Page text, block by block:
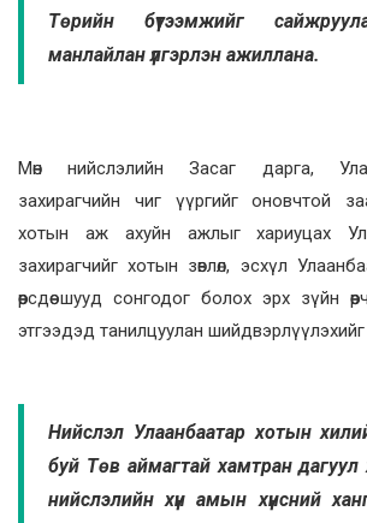
Төрийн бүтээмжийг
манлайлан үлгэрлэн ажиллана.
Мөн нийслэлийн Засаг дарга,
захирагчийн чиг үүргийг оновчтой
хотын аж ахуйн ажлыг хариуцах
захирагчийг хотын зөвлөл, эсхүл
өөрсдөө шууд сонгодог болох эрх зүйн
этгээдэд танилцуулан шийдвэрлүүлэхийг
Нийслэл Улаанбаатар хотын
буй Төв аймагтай хамтран дагуул
нийслэлийн хүн амын хүнсний